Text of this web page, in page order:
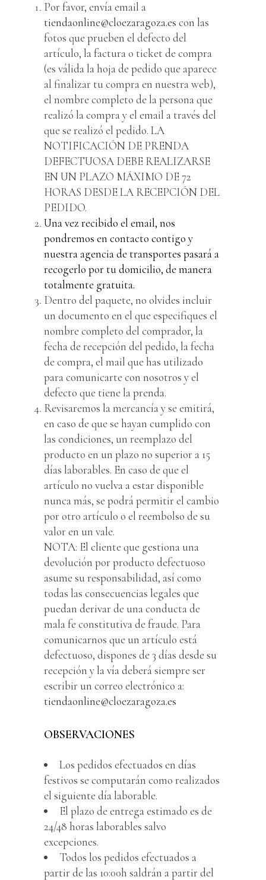
Por favor, envía email a
tiendaonline@cloezaragoza.es con las
fotos que prueben el defecto del
artículo, la factura o ticket de compra
(es válida la hoja de pedido que aparece
al finalizar tu compra en nuestra web),
el nombre completo de la persona que
realizó la compra y el email a través del
que se realizó el pedido. LA
NOTIFICACIÓN DE PRENDA
DEFECTUOSA DEBE REALIZARSE
EN UN PLAZO MÁXIMO DE 72
HORAS DESDE LA RECEPCIÓN DEL
PEDIDO.
Una vez recibido el email, nos
pondremos en contacto contigo y
nuestra agencia de transportes pasará a
recogerlo por tu domicilio, de manera
totalmente gratuita.
Dentro del paquete, no olvides incluir
un documento en el que especifiques el
nombre completo del comprador, la
fecha de recepción del pedido, la fecha
de compra, el mail que has utilizado
para comunicarte con nosotros y el
defecto que tiene la prenda.
Revisaremos la mercancía y se emitirá,
en caso de que se hayan cumplido con
las condiciones, un reemplazo del
producto en un plazo no superior a 15
días laborables. En caso de que el
artículo no vuelva a estar disponible
nunca más, se podrá permitir el cambio
por otro artículo o el reembolso de su
valor en un vale.
NOTA: El cliente que gestiona una
devolución por producto defectuoso
asume su responsabilidad, así como
todas las consecuencias legales que
puedan derivar de una conducta de
mala fe constitutiva de fraude. Para
comunicarnos que un artículo está
defectuoso, dispones de 3 días desde su
recepción y la vía deberá siempre ser
escribir un correo electrónico a:
tiendaonline@cloezaragoza.es
OBSERVACIONES
Los pedidos efectuados en días
festivos se computarán como realizados
el siguiente día laborable.
El plazo de entrega estimado es de
24/48 horas laborables salvo
excepciones.
Todos los pedidos efectuados a
partir de las 10:00h saldrán a partir del